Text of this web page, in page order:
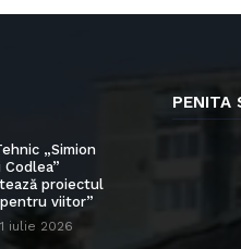
„Simion
proiectul
viitor”
iulie 2026
PENITA